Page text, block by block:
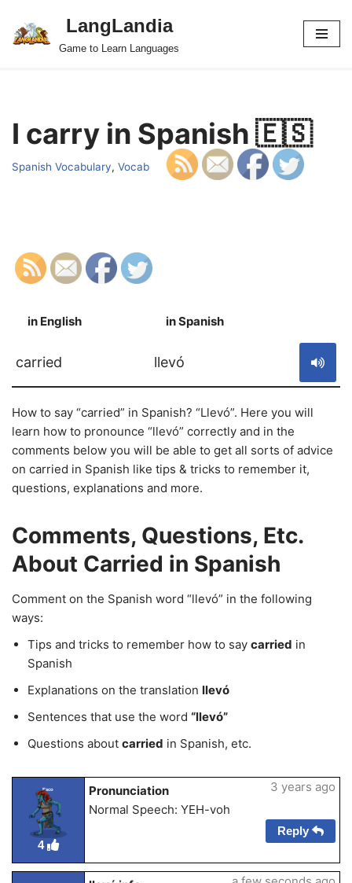
Skip
LangLandia
Game to Learn Languages
I carry in Spanish 🇪🇸
Spanish Vocabulary, Vocab
in English in Spanish
carried llevó
How to say “carried” in Spanish? “Llevó”. Here you will
learn how to pronounce “llevó” correctly and in the
comments below you will be able to get all sorts of advice
on carried in Spanish like tips & tricks to remember it,
questions, explanations and more.
Comments, Questions, Etc.
About Carried in Spanish
Comment on the Spanish word “llevó” in the following
ways:
Tips and tricks to remember how to say carried in
Spanish
Explanations on the translation llevó
Sentences that use the word “llevó”
Questions about carried in Spanish, etc.
Esco
4
Pronunciation
Normal Speech: YEH-voh
3 years ago
Reply